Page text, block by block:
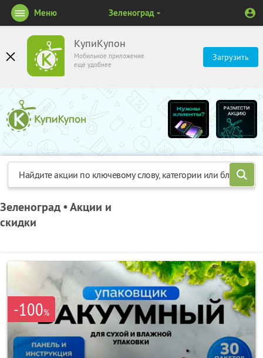
КупиКупон
Мобильное приложение
ещё удобнее
Загрузить
Меню Зеленоград
Зеленоград • Акции и
скидки
-100%